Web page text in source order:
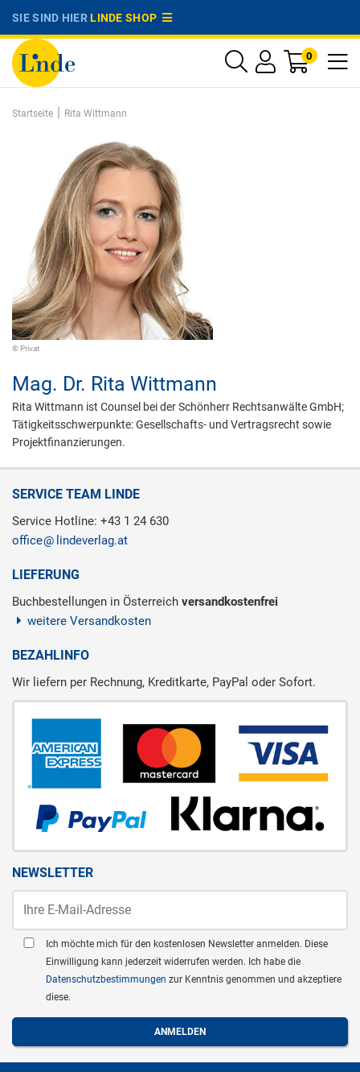
SIE SIND HIERLINDE SHOP
0
Startseite | Rita Wittmann
© Privat
Mag. Dr. Rita Wittmann
Rita Wittmann ist Counsel bei der Schönherr Rechtsanwälte GmbH;
Tätigkeitsschwerpunkte: Gesellschafts- und Vertragsrecht sowie
Projektfinanzierungen.
SERVICE TEAM LINDE
Service Hotline: +43 1 24 630
office
lindeverlag.at
LIEFERUNG
Buchbestellungen in Österreich versandkostenfrei
weitere Versandkosten
BEZAHLINFO
Wir liefern per Rechnung, Kreditkarte, PayPal oder Sofort.
NEWSLETTER
Ich möchte mich für den kostenlosen Newsletter anmelden. Diese
Einwilligung kann jederzeit widerrufen werden. Ich habe die
Datenschutzbestimmungen zur Kenntnis genommen und akzeptiere
diese.